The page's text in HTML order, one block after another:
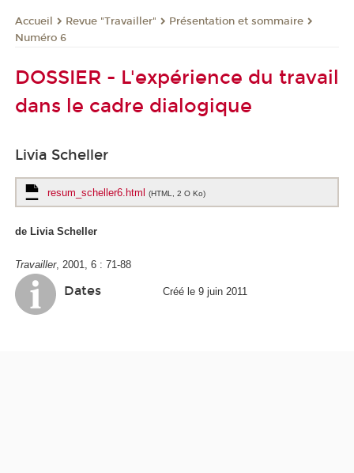
Accueil Revue "Travailler"
Présentation et sommaire
Numéro 6
DOSSIER - L'expérience du travail
dans le cadre dialogique
Livia Scheller
resum_scheller6.html (HTML, 2 O Ko)
de Livia Scheller
Travailler, 2001, 6 : 71-88
Dates Créé le 9 juin 2011